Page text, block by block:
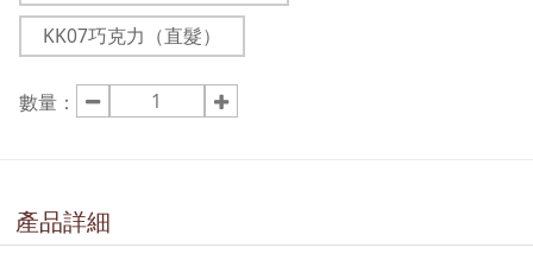
KK07巧克力（直髮）
數量：
產品詳細